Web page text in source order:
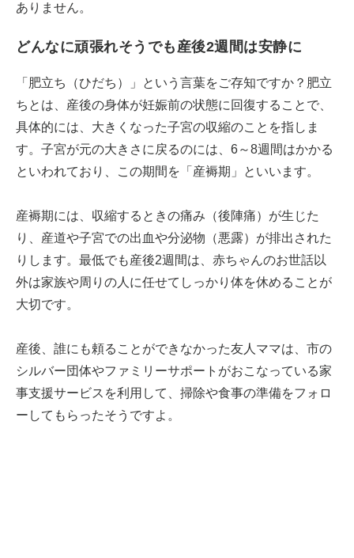
ありません。
どんなに頑張れそうでも産後2週間は安静に
「肥立ち（ひだち）」という言葉をご存知ですか？肥立
ちとは、産後の身体が妊娠前の状態に回復することで、
具体的には、大きくなった子宮の収縮のことを指しま
す。子宮が元の大きさに戻るのには、6～8週間はかかる
といわれており、この期間を「産褥期」といいます。
産褥期には、収縮するときの痛み（後陣痛）が生じた
り、産道や子宮での出血や分泌物（悪露）が排出された
りします。最低でも産後2週間は、赤ちゃんのお世話以
外は家族や周りの人に任せてしっかり体を休めることが
大切です。
産後、誰にも頼ることができなかった友人ママは、市の
シルバー団体やファミリーサポートがおこなっている家
事支援サービスを利用して、掃除や食事の準備をフォロ
ーしてもらったそうですよ。